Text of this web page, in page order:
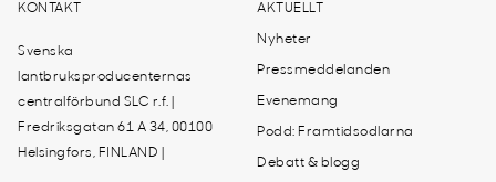
KONTAKT
Svenska
lantbruksproducenternas
centralförbund SLC r.f. |
Fredriksgatan 61 A 34, 00100
Helsingfors, FINLAND |
AKTUELLT
Nyheter
Pressmeddelanden
Evenemang
Podd: Framtidsodlarna
Debatt & blogg